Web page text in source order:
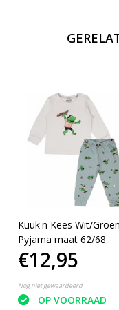
Kuuk'n Kees Wit/Groen
Pyjama maat 62/68
€12,95
Nog niet gewaardeerd
OP VOORRAAD